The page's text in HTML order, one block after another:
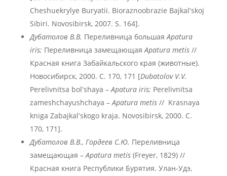
Cheshuekrylye Buryatii. Bioraznoobrazie Bajkalʹskoj
Sibiri. Novosibirsk, 2007. S. 164].
Дубатолов В.В. Переливница большаяApatura
iris; Переливница замещающаяApatura metis//
Красная книга Забайкальского края (животные).
Новосибирск, 2000. С. 170, 171 [Dubatolov V.V.
Perelivnitsa bolʹshaya –Apatura iris; Perelivnitsa
zameshchayushchaya –Apatura metis// Krasnaya
kniga Zabajkalʹskogo kraja. Novosibirsk, 2000. С.
170, 171].
Дубатолов В.В., Гордеев С.Ю. Переливница
замещающая –Apatura metis(Freyer, 1829) //
Красная книга Республики Бурятия. Улан-Удэ,